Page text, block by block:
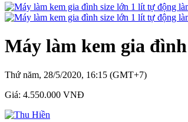
Máy làm kem gia
Thứ năm, 28/5/2020, 16:15 (GMT+7)
Giá: 4.550.000 VNĐ